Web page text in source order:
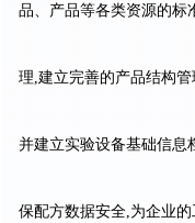
品、产品等各类资源的标
理,建立完善的产品结构
并建立实验设备基础信息
保配方数据安全,为企业的